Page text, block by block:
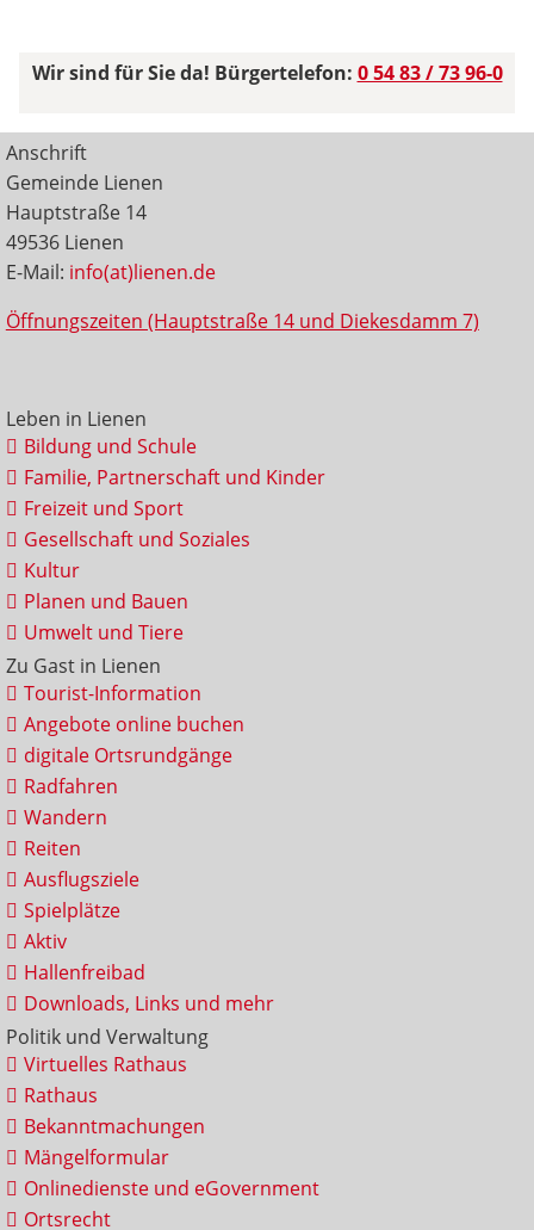
Wir sind für Sie da! Bürgertelefon: 0 54 83 / 73 96-0
Anschrift
Gemeinde Lienen
Hauptstraße 14
49536 Lienen
E-Mail: info(at)lienen.de
Öffnungszeiten (Hauptstraße 14 und Diekesdamm 7)
Leben in Lienen
Bildung und Schule
Familie, Partnerschaft und Kinder
Freizeit und Sport
Gesellschaft und Soziales
Kultur
Planen und Bauen
Umwelt und Tiere
Zu Gast in Lienen
Tourist-Information
Angebote online buchen
digitale Ortsrundgänge
Radfahren
Wandern
Reiten
Ausflugsziele
Spielplätze
Aktiv
Hallenfreibad
Downloads, Links und mehr
Politik und Verwaltung
Virtuelles Rathaus
Rathaus
Bekanntmachungen
Mängelformular
Onlinedienste und eGovernment
Ortsrecht